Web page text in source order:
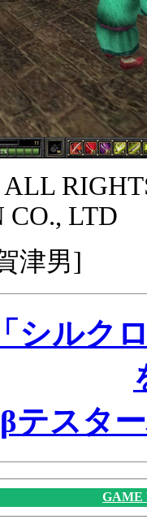
CO., LTD
津男]
シルク
テスタ
GAME